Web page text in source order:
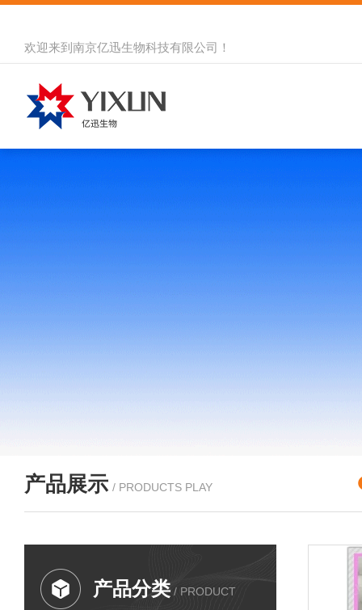
欢迎来到 南京亿迅生物科技有限公司 ！
产品展示 / PRODUCTS PLAY
产品分类 / PRODUCT